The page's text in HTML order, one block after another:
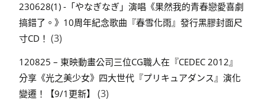
230628(1) -「やなぎなぎ」演唱《果然我的青春戀愛喜劇
搞錯了。》10周年紀念歌曲『春雪化雨』發行黑膠封面尺
寸CD！ (3)
120825 – 東映動畫公司三位CG職人在『CEDEC 2012』
分享《光之美少女》四大世代『プリキュアダンス』演化
變遷！【9/1更新】
(3)